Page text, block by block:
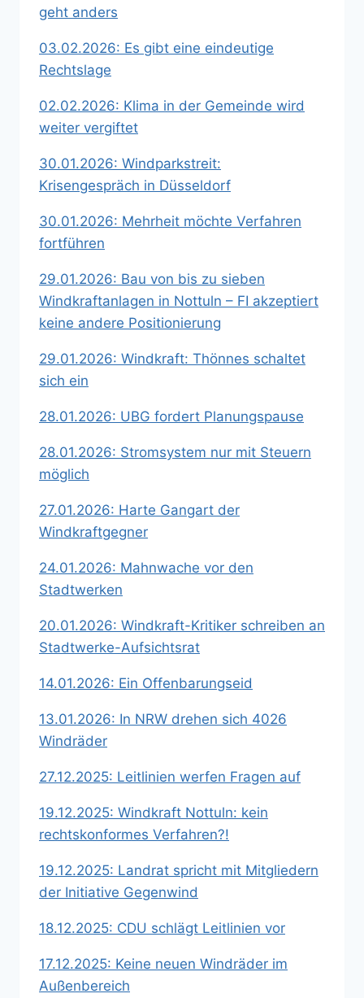
geht anders
03.02.2026: Es gibt eine eindeutige
Rechtslage
02.02.2026: Klima in der Gemeinde wird
weiter vergiftet
30.01.2026: Windparkstreit:
Krisengespräch in Düsseldorf
30.01.2026: Mehrheit möchte Verfahren
fortführen
29.01.2026: Bau von bis zu sieben
Windkraftanlagen in Nottuln – FI akzeptiert
keine andere Positionierung
29.01.2026: Windkraft: Thönnes schaltet
sich ein
28.01.2026: UBG fordert Planungspause
28.01.2026: Stromsystem nur mit Steuern
möglich
27.01.2026: Harte Gangart der
Windkraftgegner
24.01.2026: Mahnwache vor den
Stadtwerken
20.01.2026: Windkraft-Kritiker schreiben an
Stadtwerke-Aufsichtsrat
14.01.2026: Ein Offenbarungseid
13.01.2026: In NRW drehen sich 4026
Windräder
27.12.2025: Leitlinien werfen Fragen auf
19.12.2025: Windkraft Nottuln: kein
rechtskonformes Verfahren?!
19.12.2025: Landrat spricht mit Mitgliedern
der Initiative Gegenwind
18.12.2025: CDU schlägt Leitlinien vor
17.12.2025: Keine neuen Windräder im
Außenbereich